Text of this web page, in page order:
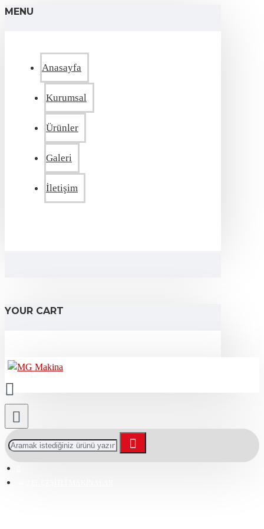
MENU
Anasayfa
Kurumsal
Ürünler
Galeri
İletişim
YOUR CART